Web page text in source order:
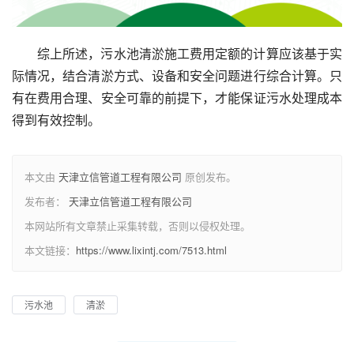
综上所述，污水池清淤施工费用定额的计算应该基于实
际情况，结合清淤方式、设备和安全问题进行综合计算。只
有在费用合理、安全可靠的前提下，才能保证污水处理成本
得到有效控制。
本文由 天津立信管道工程有限公司 原创发布。
发布者： 天津立信管道工程有限公司
本网站所有文章禁止采集转载，否则以侵权处理。
本文链接： https://www.lixintj.com/7513.html
污水池 清淤